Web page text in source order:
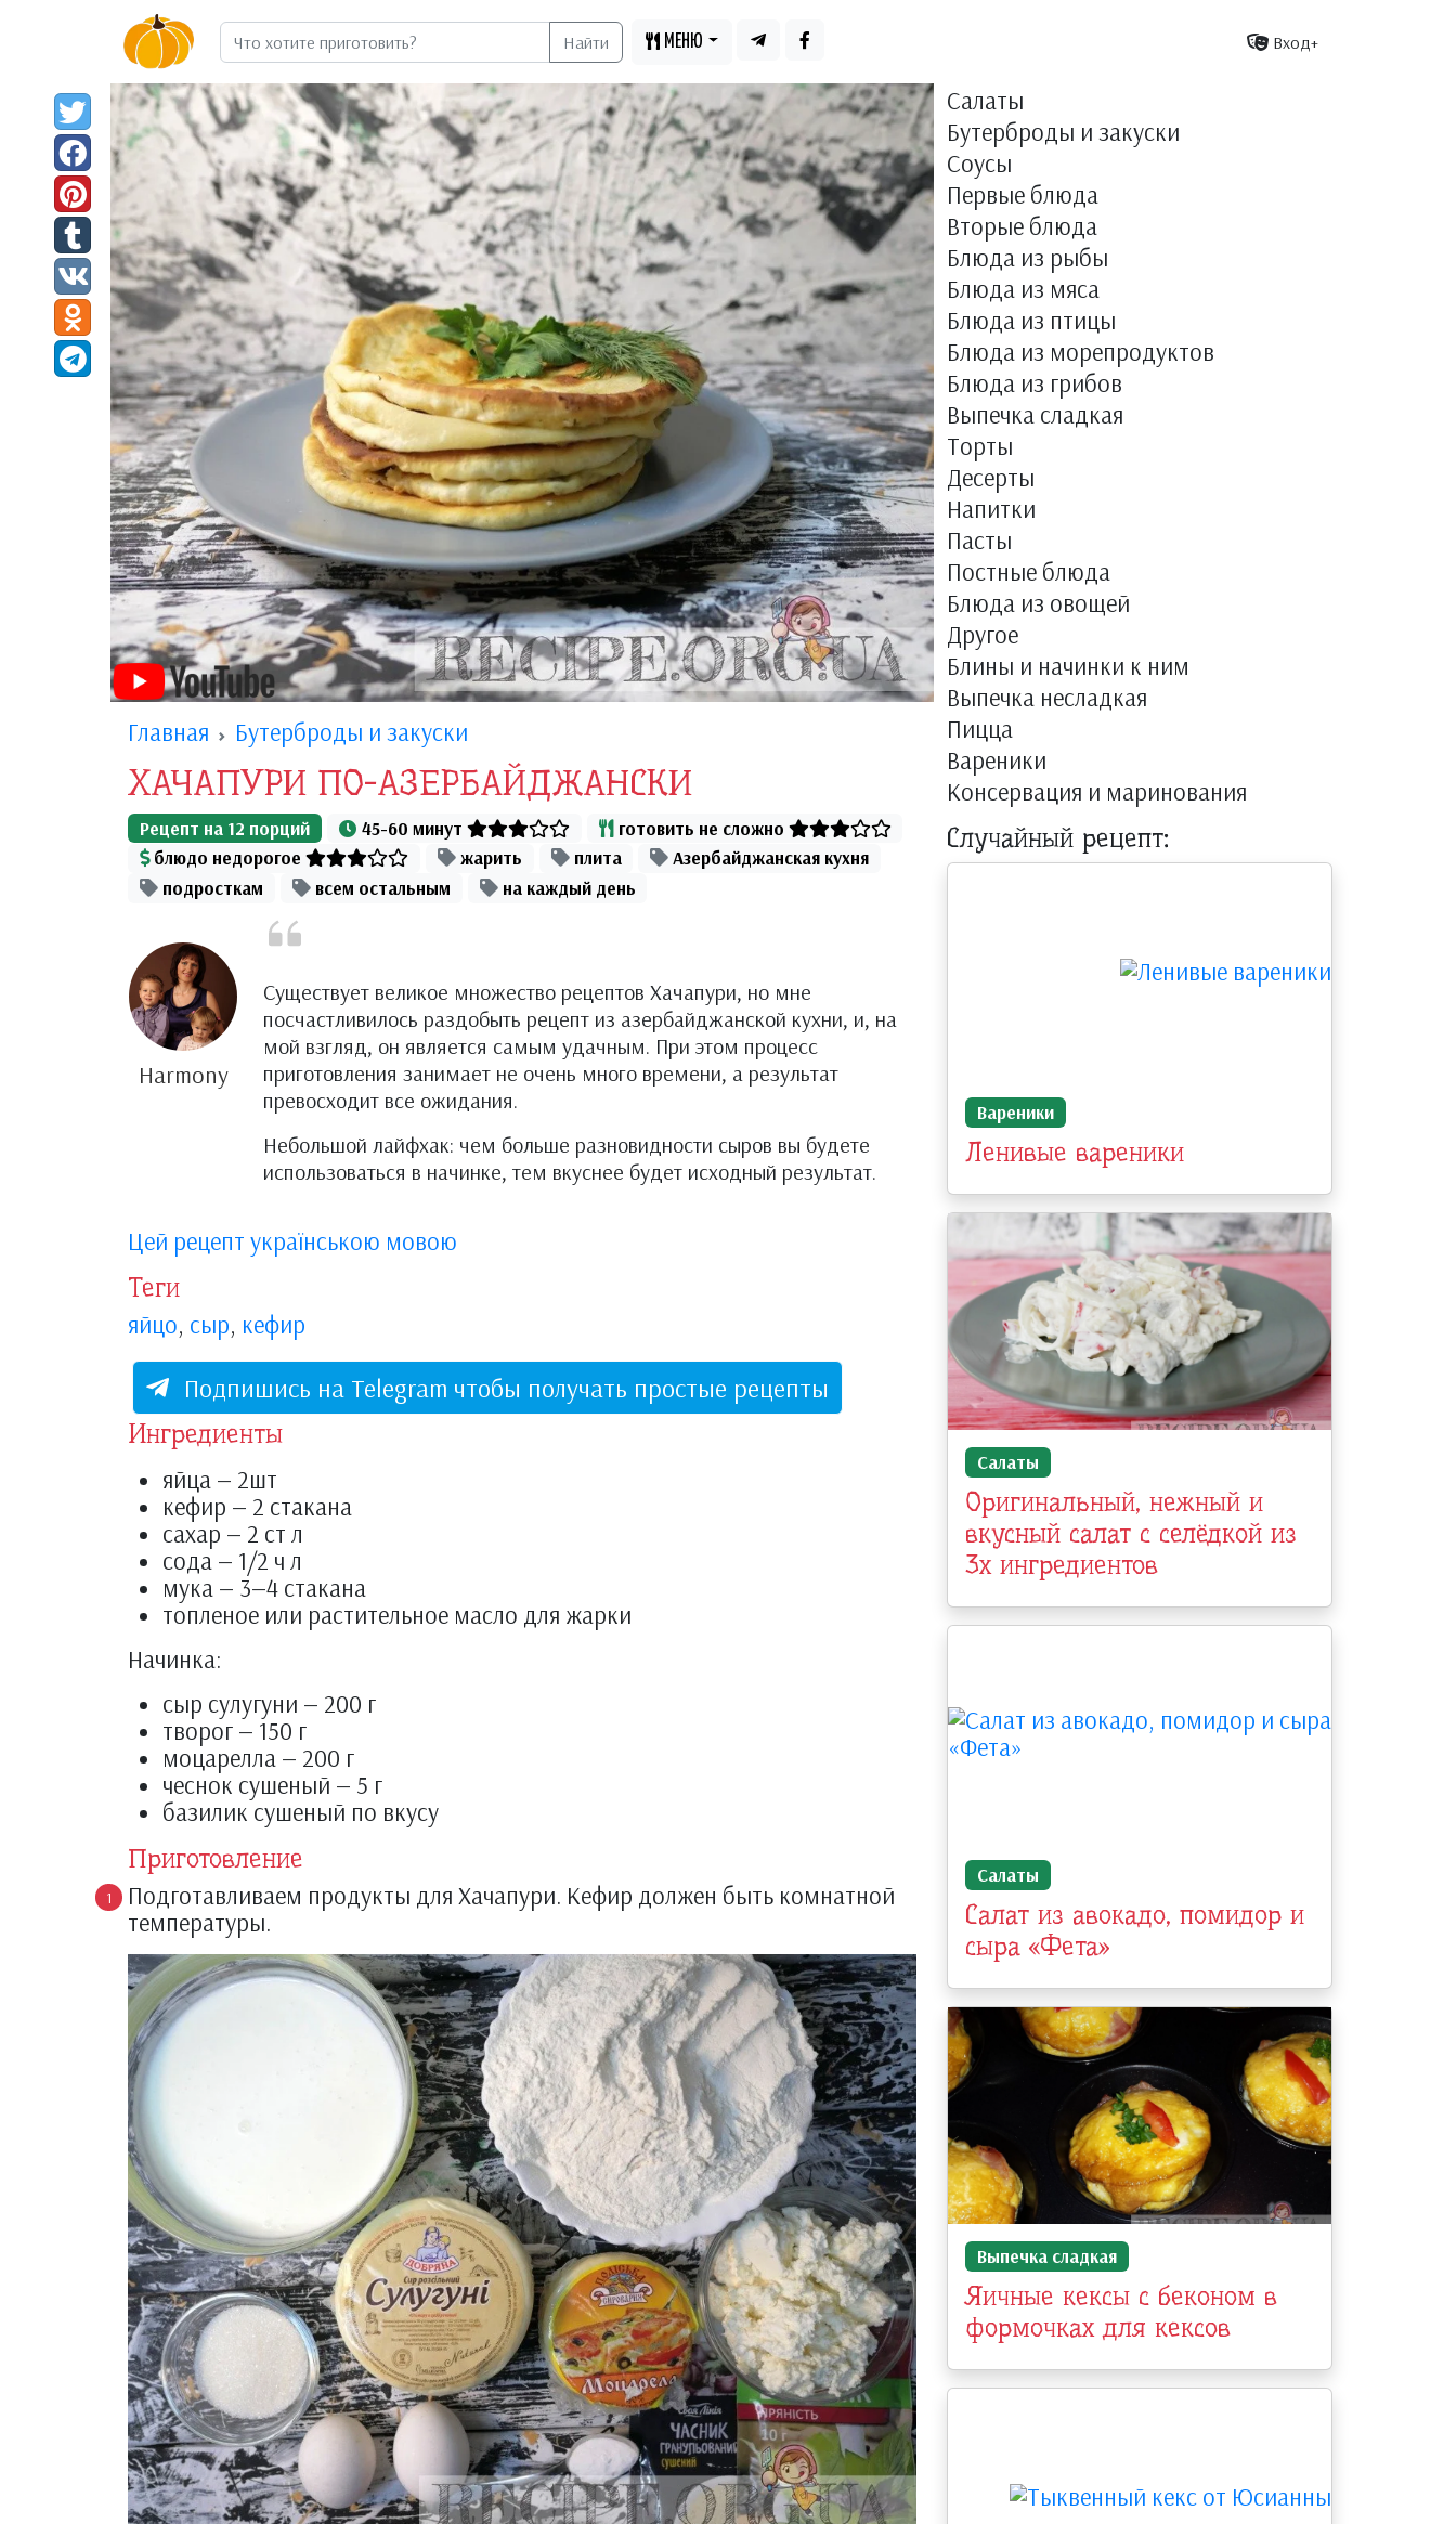
Найти МЕНЮ Вход+
Главная Бутерброды и закуски
ХАЧАПУРИ ПО-АЗЕРБАЙДЖАНСКИ
Рецепт на 12 порций 45-60 минут
готовить не сложно
блюдо недорогое
жарить плита
Азербайджанская кухня
подросткам
всем остальным на каждый день
Harmony
Существует великое множество рецептов Хачапури, но мне
посчастливилось раздобыть рецепт из азербайджанской кухни, и, на
мой взгляд, он является самым удачным. При этом процесс
приготовления занимает не очень много времени, а результат
превосходит все ожидания.
Небольшой лайфхак: чем больше разновидности сыров вы будете
использоваться в начинке, тем вкуснее будет исходный результат.
Цей рецепт українською мовою
Теги
яйцо, сыр, кефир
Подпишись на Telegram чтобы получать простые рецепты
Ингредиенты
яйца — 2шт
кефир — 2 стакана
сахар — 2 ст л
сода — 1/2 ч л
мука — 3—4 стакана
топленое или растительное масло для жарки
Начинка:
сыр сулугуни — 200 г
творог — 150 г
моцарелла — 200 г
чеснок сушеный — 5 г
базилик сушеный по вкусу
Приготовление
Подготавливаем продукты для Хачапури. Кефир должен быть комнатной
температуры.
Салаты
Бутерброды и закуски
Соусы
Первые блюда
Вторые блюда
Блюда из рыбы
Блюда из мяса
Блюда из птицы
Блюда из морепродуктов
Блюда из грибов
Выпечка сладкая
Торты
Десерты
Напитки
Пасты
Постные блюда
Блюда из овощей
Другое
Блины и начинки к ним
Выпечка несладкая
Пицца
Вареники
Консервация и маринования
Случайный рецепт:
Вареники
Ленивые вареники
Салаты
Оригинальный, нежный и
вкусный салат с селёдкой из
3х ингредиентов
Салаты
Салат из авокадо, помидор и
сыра «Фета»
Выпечка сладкая
Яичные кексы с беконом в
формочках для кексов